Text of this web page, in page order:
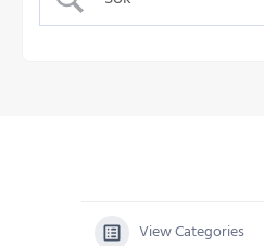
View Categories